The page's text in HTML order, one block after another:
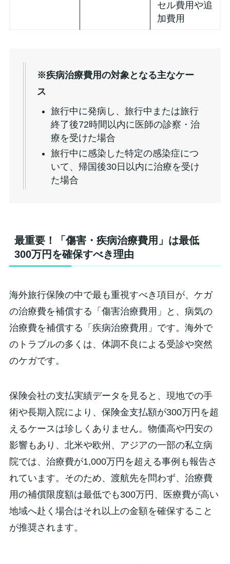
セル費用や追
加費用
※疾病治療費用の対象となる主なケー
ス
旅行中に発病し、旅行中または旅行
終了後72時間以内に医師の診察・治
療を受けた場合
旅行中に感染した特定の感染症につ
いて、帰国後30日以内に治療を受け
た場合
最重要！「傷害・疾病治療費用」は最低
300万円を確保すべき理由
海外旅行保険の中で最も重視すべき項目が、ケガ
の治療費を補償する「傷害治療費用」と、病気の
治療費を補償する「疾病治療費用」です。海外で
のトラブルの多くは、体調不良による受診や突然
のケガです。
保険会社の支払実績データを見ると、現地での手
術や長期入院により、保険金支払額が300万円を超
えるケースは珍しくありません。物価高や円安の
影響もあり、北米や欧州、アジアの一部の私立病
院では、治療費が1,000万円を超える事例も報告さ
れています。そのため、渡航先を問わず、治療費
用の補償限度額は最低でも300万円、医療費が高い
地域へ赴く場合はそれ以上の金額を確保すること
が推奨されます。